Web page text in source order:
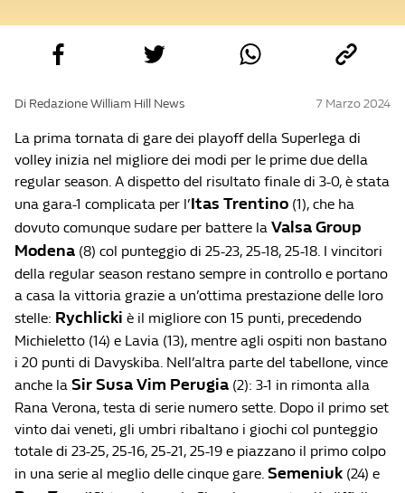
Di Redazione William Hill News 7 Marzo 2024
La prima tornata di gare dei playoff della Superlega di
volley inizia nel migliore dei modi per le prime due della
regular season. A dispetto del risultato finale di 3-0, è stata
una gara-1 complicata per l’Itas Trentino (1), che ha
dovuto comunque sudare per battere la Valsa Group
Modena (8) col punteggio di 25-23, 25-18, 25-18. I vincitori
della regular season restano sempre in controllo e portano
a casa la vittoria grazie a un’ottima prestazione delle loro
stelle: Rychlicki è il migliore con 15 punti, precedendo
Michieletto (14) e Lavia (13), mentre agli ospiti non bastano
i 20 punti di Davyskiba. Nell’altra parte del tabellone, vince
anche la Sir Susa Vim Perugia (2): 3-1 in rimonta alla
Rana Verona, testa di serie numero sette. Dopo il primo set
vinto dai veneti, gli umbri ribaltano i giochi col punteggio
totale di 23-25, 25-16, 25-21, 25-19 e piazzano il primo colpo
in una serie al meglio delle cinque gare. Semeniuk (24) e